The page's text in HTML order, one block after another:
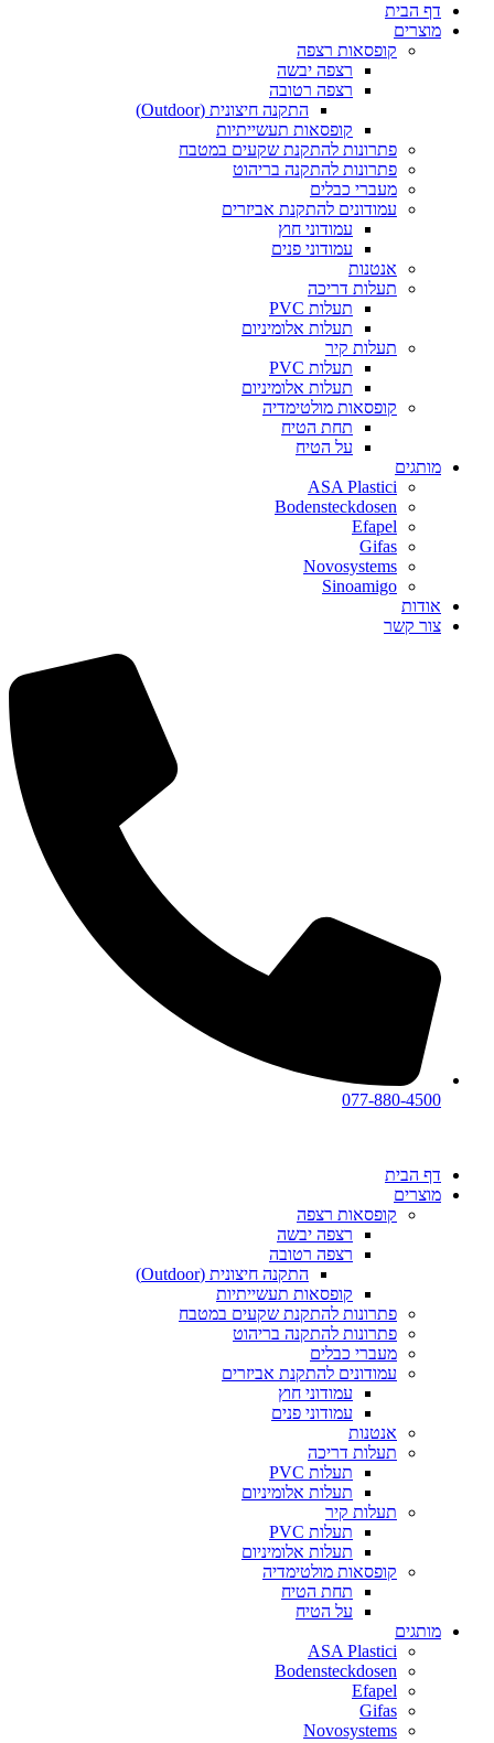
דף הבית
מוצרים
קופסאות רצפה
רצפה יבשה
רצפה רטובה
התקנה חיצונית (Outdoor)
קופסאות תעשייתיות
פתרונות להתקנת שקעים במטבח
פתרונות להתקנה בריהוט
מעברי כבלים
עמודונים להתקנת אביזרים
עמודוני חוץ
עמודוני פנים
אנטנות
תעלות דריכה
תעלות PVC
תעלות אלומיניום
תעלות קיר
תעלות PVC
תעלות אלומיניום
קופסאות מולטימדיה
תחת הטיח
על הטיח
מותגים
ASA Plastici
Bodensteckdosen
Efapel
Gifas
Novosystems
Sinoamigo
אודות
צור קשר
077-880-4500
דף הבית
מוצרים
קופסאות רצפה
רצפה יבשה
רצפה רטובה
התקנה חיצונית (Outdoor)
קופסאות תעשייתיות
פתרונות להתקנת שקעים במטבח
פתרונות להתקנה בריהוט
מעברי כבלים
עמודונים להתקנת אביזרים
עמודוני חוץ
עמודוני פנים
אנטנות
תעלות דריכה
תעלות PVC
תעלות אלומיניום
תעלות קיר
תעלות PVC
תעלות אלומיניום
קופסאות מולטימדיה
תחת הטיח
על הטיח
מותגים
ASA Plastici
Bodensteckdosen
Efapel
Gifas
Novosystems